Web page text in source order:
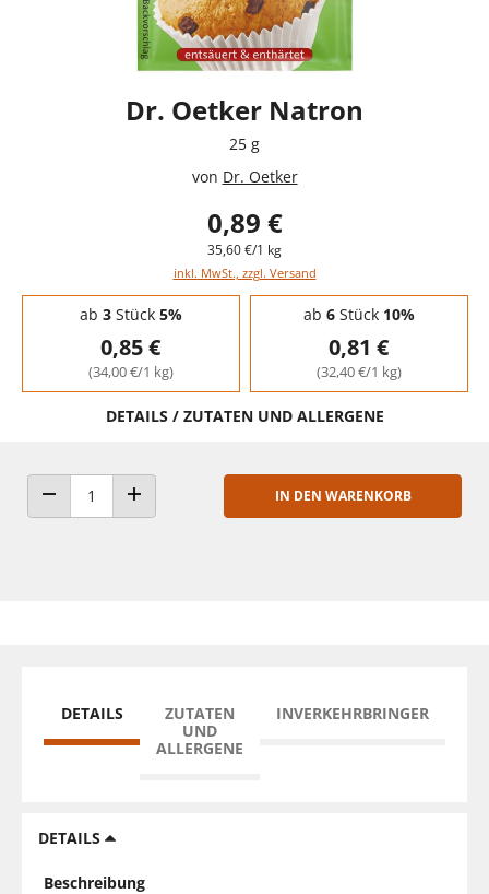
Dr. Oetker Natron
25 g
von Dr. Oetker
0,89 €
35,60 €/1 kg
inkl. MwSt., zzgl. Versand
Staffelpreise - Mengenrabatt
ab 3Stück 5%
0,85 €
(34,00 €/1 kg)
ab 6Stück 10%
0,81 €
(32,40 €/1 kg)
DETAILS / ZUTATEN UND ALLERGENE
ANZAHL VERRINGERNANZAHL ERHÖHEN
IN DEN WARENKORB
DETAILS
ZUTATEN
UND
ALLERGENE
INVERKEHRBRINGER
DETAILS
Beschreibung